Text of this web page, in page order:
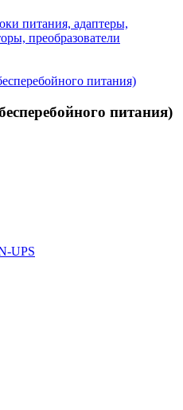
питания, адаптеры,
преобразователи
питания)
питания)
UPS